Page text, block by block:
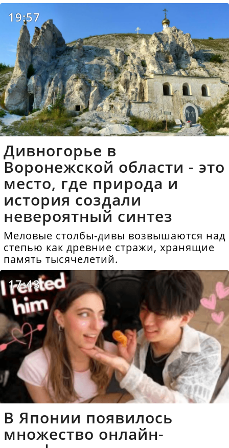
19:57
Дивногорье в
Воронежской области - это
место, где природа и
история создали
невероятный синтез
Меловые столбы-дивы возвышаются над
степью как древние стражи, хранящие
память тысячелетий.
17:43
В Японии появилось
множество онлайн-